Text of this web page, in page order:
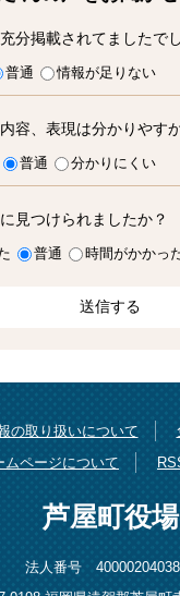
分掲載されてましたで
普通 情報が足りない
容、表現は分かりやす
普通 分かりにくい
見つけられましたか？
普通 時間がかかっ
の取り扱いについて
ムページについて
芦屋町役場
法人番号